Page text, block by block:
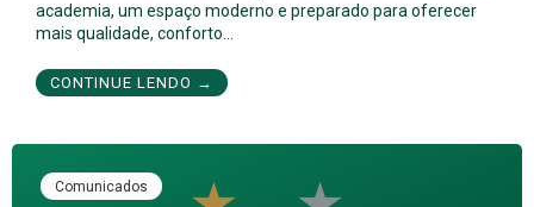
academia, um espaço moderno e preparado para oferecer
mais qualidade, conforto…
CONTINUE LENDO →
Comunicados